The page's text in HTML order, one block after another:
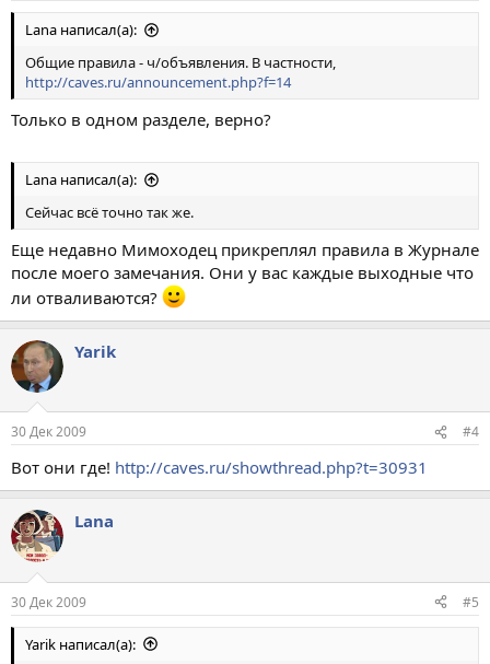
Lana написал(а):
Общие правила - ч/объявления. В частности,
http://caves.ru/announcement.php?f=14
Только в одном разделе, верно?
Lana написал(а):
Сейчас всё точно так же.
Еще недавно Мимоходец прикреплял правила в Журнале
после моего замечания. Они у вас каждые выходные что
ли отваливаются?
Yarik
30 Дек 2009 #4
Вот они где! http://caves.ru/showthread.php?t=30931
Lana
30 Дек 2009 #5
Yarik написал(а):